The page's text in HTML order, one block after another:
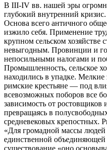
В III-IV вв. нашей эры
глубокий внутренний кризис.
Основа всего античного
изжило себя. Применение
крупном сельском хозяйстве
невыгодным. Провинции и
непосильными налогами и
Промышленность, сельское
находились в упадке.
римские крестьяне — под
всевозможных поборов все
зависимость от ростовщиков
превращаясь в
средневековых крепостных.
«Для громадной массы
единственной
существование «оно